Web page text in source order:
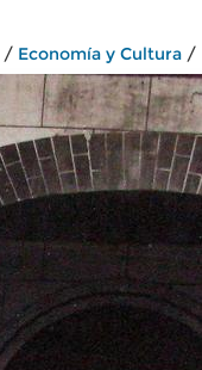
/ Economía y Cultura /